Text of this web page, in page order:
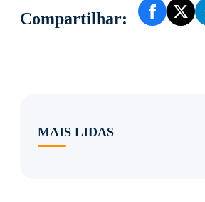
Compartilhar:
MAIS LIDAS